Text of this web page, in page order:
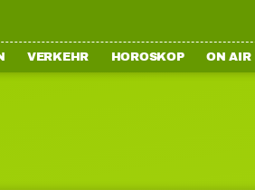
VERKEHR HOROSKOP ON AIR